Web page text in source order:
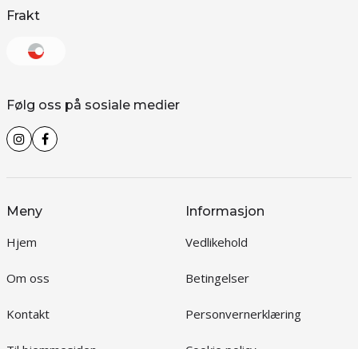
Frakt
Følg oss på sosiale medier
Meny
Hjem
Om oss
Kontakt
Informasjon
Vedlikehold
Betingelser
Personvernerklæring